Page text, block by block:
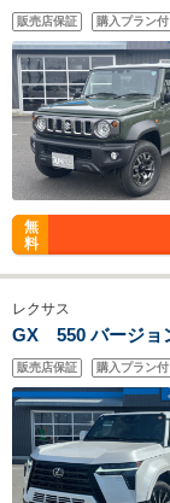
販売店保証 購入プラン付
無
料
レクサス
GX 550 バージョ
販売店保証 購入プラン付